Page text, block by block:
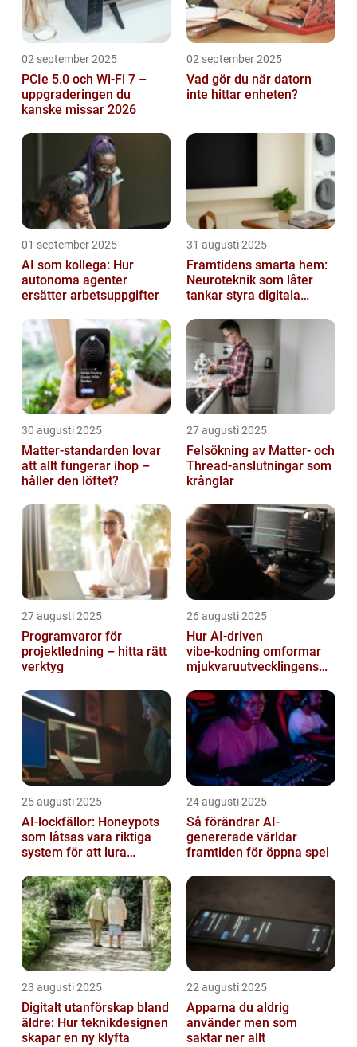
02 september 2025
PCIe 5.0 och Wi-Fi 7 –
uppgraderingen du
kanske missar 2026
02 september 2025
Vad gör du när datorn
inte hittar enheten?
01 september 2025
AI som kollega: Hur
autonoma agenter
ersätter arbetsuppgifter
31 augusti 2025
Framtidens smarta hem:
Neuroteknik som låter
tankar styra digitala
30 augusti 2025
Matter-standarden lovar
att allt fungerar ihop –
håller den löftet?
27 augusti 2025
Felsökning av Matter‑ och
Thread‑anslutningar som
krånglar
27 augusti 2025
Programvaror för
projektledning – hitta rätt
verktyg
26 augusti 2025
Hur AI‑driven
vibe‑kodning omformar
mjukvaruutvecklingens
25 augusti 2025
AI-lockfällor: Honeypots
som låtsas vara riktiga
system för att lura
24 augusti 2025
Så förändrar AI-
genererade världar
framtiden för öppna spel
23 augusti 2025
Digitalt utanförskap bland
äldre: Hur teknikdesignen
skapar en ny klyfta
22 augusti 2025
Apparna du aldrig
använder men som
saktar ner allt